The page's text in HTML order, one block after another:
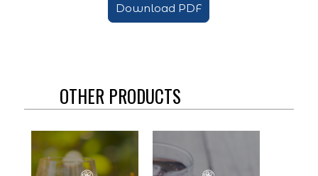
Download PDF
OTHER PRODUCTS